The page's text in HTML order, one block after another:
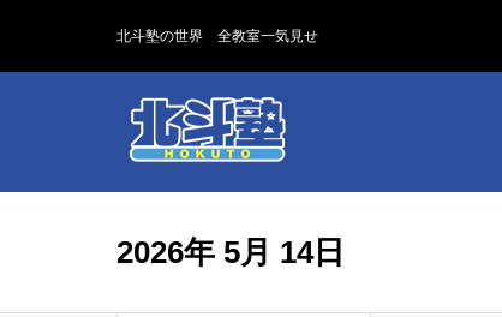
北斗塾の世界 全教室一気見せ
2026年 5月 14日